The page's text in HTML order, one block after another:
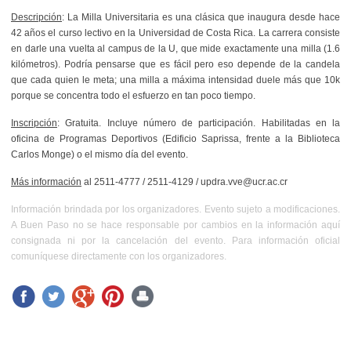
Descripción: La Milla Universitaria es una clásica que inaugura desde hace
42 años el curso lectivo en la Universidad de Costa Rica. La carrera consiste
en darle una vuelta al campus de la U, que mide exactamente una milla (1.6
kilómetros). Podría pensarse que es fácil pero eso depende de la candela
que cada quien le meta; una milla a máxima intensidad duele más que 10k
porque se concentra todo el esfuerzo en tan poco tiempo.
Inscripción: Gratuita. Incluye número de participación. Habilitadas en la
oficina de Programas Deportivos (Edificio Saprissa, frente a la Biblioteca
Carlos Monge) o el mismo día del evento.
Más información al 2511-4777 / 2511-4129 / updra.vve@ucr.ac.cr
Información brindada por los organizadores. Evento sujeto a modificaciones.
A Buen Paso no se hace responsable por cambios en la información aquí
consignada ni por la cancelación del evento. Para información oficial
comuníquese directamente con los organizadores.